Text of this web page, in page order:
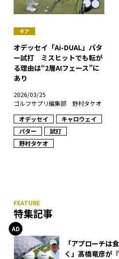
ギア
オデッセイ「Ai-DUAL」パタ
ー試打 ミスヒットでも転が
る理由は“2層AIフェース”に
あり
2026/03/25
ゴルフサプリ編集部 野村タケオ
オデッセイ
キャロウェイ
パター
試打
野村タケオ
特集記事
「アプローチは
く」髙橋竜彦が